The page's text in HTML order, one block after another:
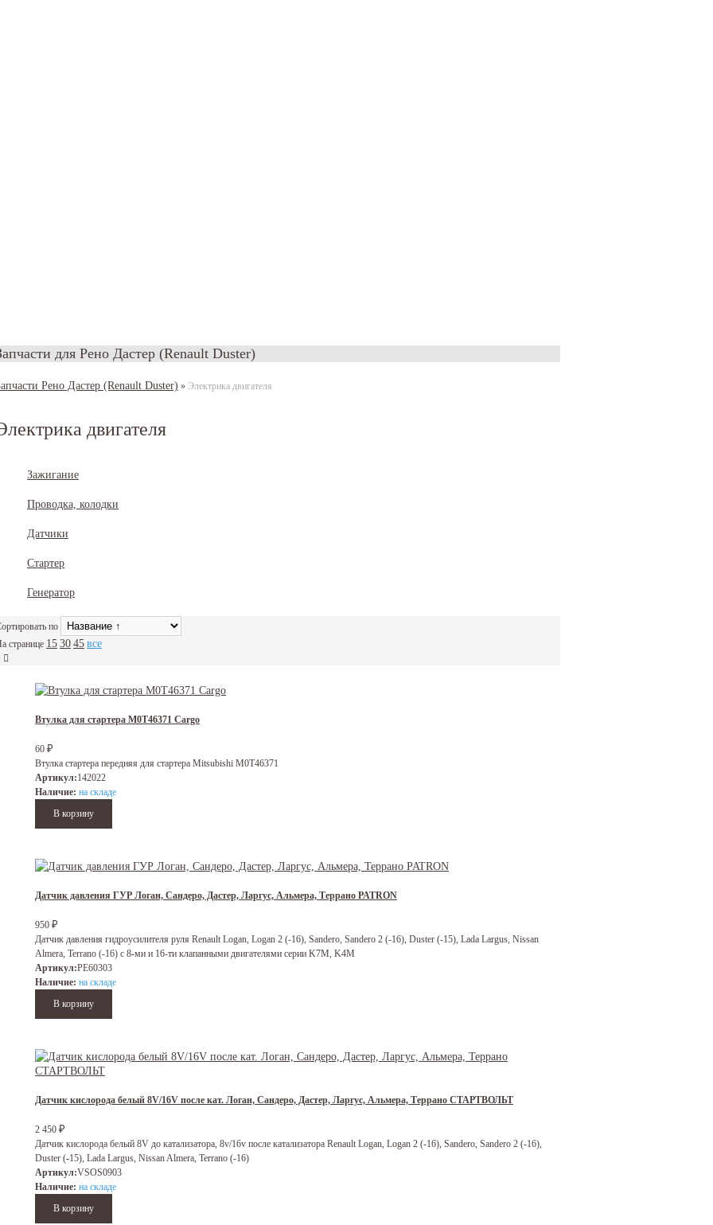
для Рено Дастер (Renault Duster)
Рено Дастер (Renault Duster) » Электрика двигателя
двигателя
Зажигание
Проводка, колодки
Датчики
Стартер
Генератор
по
странице 153045все
Втулка для стартера M0T46371 Cargo
60 ₽
Втулка стартера передняя для стартера Mitsubishi M0T46371
Артикул:142022
Наличие: на складе
Датчик давления ГУР Логан, Сандеро, Дастер, Ларгус, Альмера, Террано PATRON
950 ₽
Датчик давления гидроусилителя руля Renault Logan, Logan 2 (-16), Sandero, Sandero 2 (-16), Duster (-15), Lada Largus, Nissan
Almera, Terrano (-16) с 8-ми и 16-ти клапанными двигателями серии K7M, K4M
Артикул:PE60303
Наличие: на складе
Датчик кислорода белый 8V/16V после кат. Логан, Сандеро, Дастер, Ларгус, Альмера, Террано СТАРТВОЛЬТ
2 450 ₽
Датчик кислорода белый 8V до катализатора, 8v/16v после катализатора Renault Logan, Logan 2 (-16), Sandero, Sandero 2 (-16),
Duster (-15), Lada Largus, Nissan Almera, Terrano (-16)
Артикул:VSOS0903
Наличие: на складе